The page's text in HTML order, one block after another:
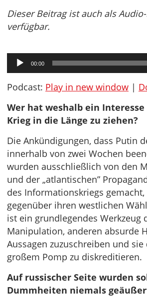
Dieser Beitrag ist auch als
verfügbar.
Audio-
Player
00:00
Podcast: Play in new window |
Wer hat weshalb ein Interesse
Krieg in die Länge zu ziehen?
Die Ankündigungen, dass Putin
innerhalb von zwei Wochen
wurden ausschließlich von den
und der „atlantischen”
des Informationskriegs
gegenüber ihren westlichen
ist ein grundlegendes Werkzeug
Manipulation, anderen absurde
Aussagen zuzuschreiben und
großem Pomp zu diskreditieren.
Auf russischer Seite wurden
Dummheiten niemals